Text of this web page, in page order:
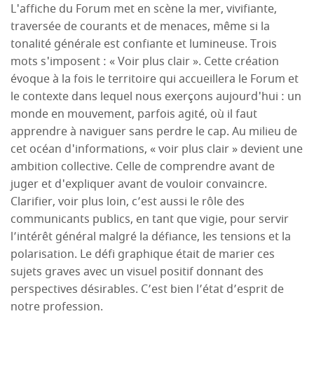
L'affiche du Forum met en scène la mer, vivifiante,
traversée de courants et de menaces, même si la
tonalité générale est confiante et lumineuse. Trois
mots s'imposent : « Voir plus clair ». Cette création
évoque à la fois le territoire qui accueillera le Forum et
le contexte dans lequel nous exerçons aujourd'hui : un
monde en mouvement, parfois agité, où il faut
apprendre à naviguer sans perdre le cap. Au milieu de
cet océan d'informations, « voir plus clair » devient une
ambition collective. Celle de comprendre avant de
juger et d'expliquer avant de vouloir convaincre.
Clarifier, voir plus loin, c’est aussi le rôle des
communicants publics, en tant que vigie, pour servir
l’intérêt général malgré la défiance, les tensions et la
polarisation. Le défi graphique était de marier ces
sujets graves avec un visuel positif donnant des
perspectives désirables. C’est bien l’état d’esprit de
notre profession.